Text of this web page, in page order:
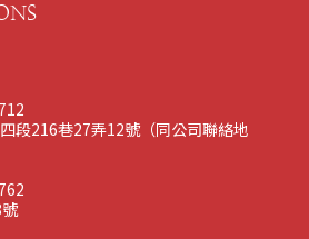
段216巷27弄12號（同公司聯絡地